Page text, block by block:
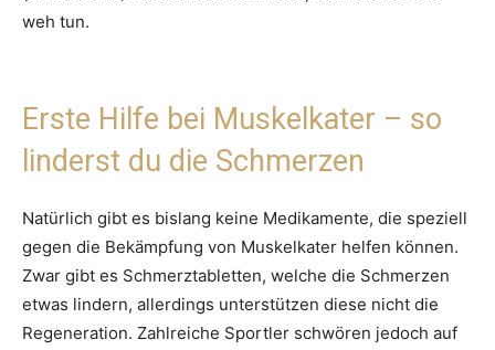
weh tun.
Erste Hilfe bei Muskelkater – so
linderst du die Schmerzen
Natürlich gibt es bislang keine Medikamente, die speziell
gegen die Bekämpfung von Muskelkater helfen können.
Zwar gibt es Schmerztabletten, welche die Schmerzen
etwas lindern, allerdings unterstützen diese nicht die
Regeneration. Zahlreiche Sportler schwören jedoch auf